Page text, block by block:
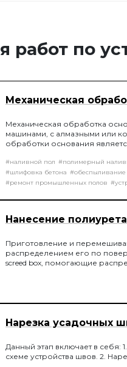
по
Механическая
Механическая обработка
машинами, с алмазными или
обработки основания
соединению покрытия и
#наливной пол #полимерный
#шлифовка бетона #обеспыливание
#ремонт промышленных полов
Нанесение
Приготовление и
распределением его по
screed box, помогающие
Нарезка усадочных
Данный этап включает в себя:
схеме устройства швов. 2.